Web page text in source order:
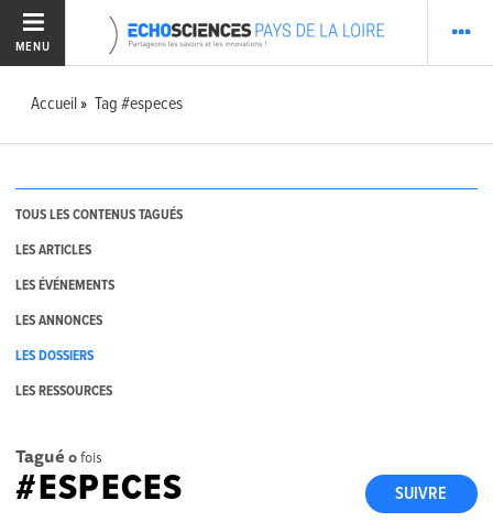
MENU
Accueil Tag #especes
TOUS LES CONTENUS TAGUÉS
LES ARTICLES
LES ÉVÉNEMENTS
LES ANNONCES
LES DOSSIERS
LES RESSOURCES
Tagué 0fois
SUIVRE
#ESPECES